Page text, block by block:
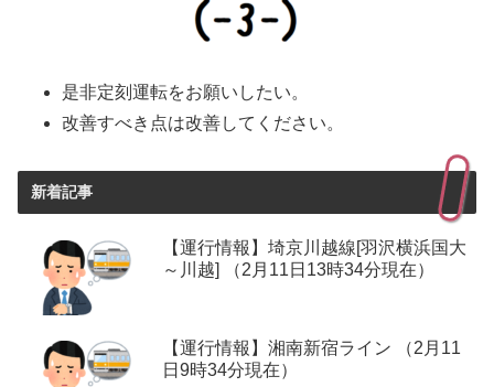
是非定刻運転をお願いしたい。
改善すべき点は改善してください。
新着記事
【運行情報】埼京川越線[羽沢横浜国大
～川越] （2月11日13時34分現在）
【運行情報】湘南新宿ライン （2月11
日9時34分現在）